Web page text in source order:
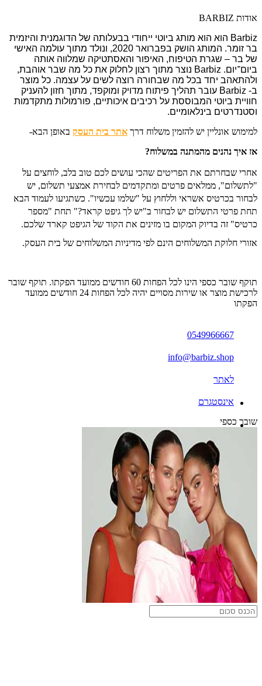
אודות BARBIZ
Barbiz הוא הוא מותג ביוטי ייחודי בבעלותה של הדוגמנית והיזמית
בר זומר. המותג הושק בפברואר 2020, ונולד מתוך עולמה האישי
של בר – שגרת הטיפוח, האיפור והאסתטיקה שמלווה אותה
ביום־יום. Barbiz נוצר מתוך רצון לחלוק את כל מה שבר אוהבת,
ולהתאהב יחד בכל מה שבחורה רוצה לשים על עצמה. כל מוצר
ב- Barbiz עובר תהליך פיתוח מדויק ומוקפד, מתוך חזון להעניק
חוויית ביוטי המבוססת על רכיבים איכותיים, פורמולות מתקדמות
וסטנדרטים בינלאומיים.
למימוש אונליין יש להזמין משלוח דרך אתר בית העסק באופן הבא-
אז איך נהנים מהמתנה במשלוח?
אחרי שבחרתם את הפריטים שהכי עושים לכם טוב בלב, לוחצים על
"לתשלום", ממלאים פרטים ומתקדמים לבחירת אמצעי תשלום, יש
לבחור בכרטיס אשראי וללחוץ על "שלמו עכשיו". כשתגיעו לעמוד הבא
תחת פרטי התשלום יש לבחור ב"יש לך גיפט קראד?" תחת "מספר
כרטיס" זה בדיוק המקום בו מזינים את הקוד של הגיפט קארד שלכם.
אזורי חלוקת המשלוחים הינם לפי מדיניות המשלוחים של בית העסק.
תוקף שובר כספי הינו לכל הפחות 60 חודשים ממועד הפקתו. תוקף שובר
לרכישת מוצר או שירות מסויים יהיה לכל הפחות 24 חודשים ממועד
הפקתו
0549966667
info@barbiz.shop
לאתר
אינסטגרם
שובר כספי